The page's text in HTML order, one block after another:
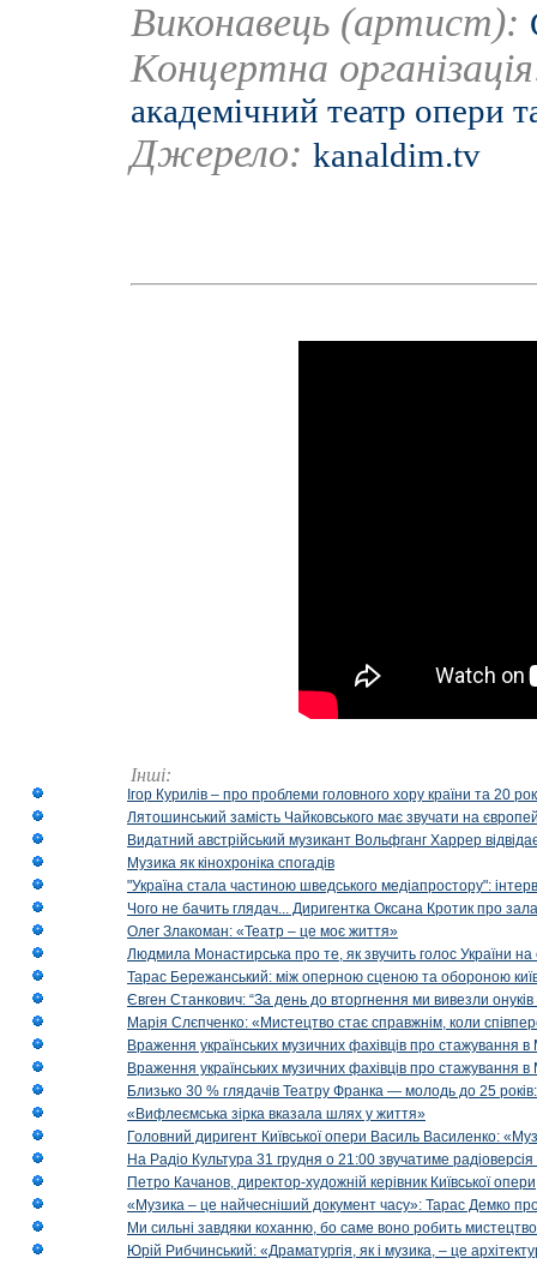
Виконавець (артист):
Концертна
академічний театр опери
Джерело: kanaldim.tv
Інші:
Ігор Курилів – про проблеми головного хору країни та 20
Лятошинський замість Чайковського має звучати на
Видатний австрійський музикант Вольфганг Харрер
Музика як кінохроніка спогадів
"Україна стала частиною шведського медіапростору":
Чого не бачить глядач... Диригентка Оксана Кротик про
Олег Злакоман: «Театр – це моє життя»
Людмила Монастирська про те, як звучить голос України на
Тарас Бережанський: між оперною сценою та обороною
Євген Станкович: “За день до вторгнення ми вивезли онуків
Марія Слєпченко: «Мистецтво стає справжнім, коли
Враження українських музичних фахівців про стажування
Враження українських музичних фахівців про стажування
Близько 30 % глядачів Театру Франка — молодь до 25
«Вифлеємська зірка вказала шлях у життя»
Головний диригент Київської опери Василь Василенко:
На Радіо Культура 31 грудня о 21:00 звучатиме
Петро Качанов, директор-художній керівник Київської опери
«Музика – це найчесніший документ часу»: Тарас Демко
Ми сильні завдяки коханню, бо саме воно робить
Юрій Рибчинський: «Драматургія, як і музика, – це